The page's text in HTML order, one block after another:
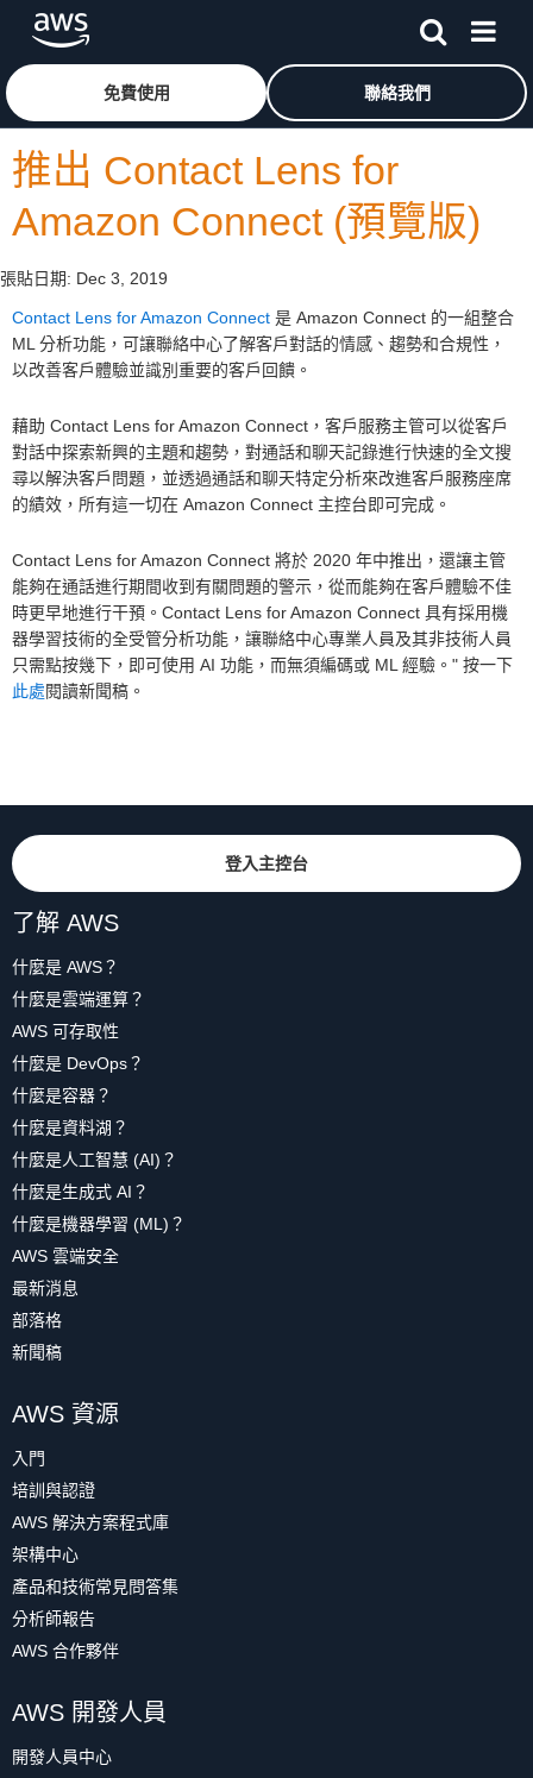
跳至主要內容按一下這裡可返回 Amazon Web Services 首頁
免費使用 聯絡我們
推出 Contact Lens for
Amazon Connect (預覽版)
張貼日期: Dec 3, 2019
Contact Lens for Amazon Connect 是 Amazon Connect 的一組整合
ML 分析功能，可讓聯絡中心了解客戶對話的情感、趨勢和合規性，
以改善客戶體驗並識別重要的客戶回饋。
藉助 Contact Lens for Amazon Connect，客戶服務主管可以從客戶
對話中探索新興的主題和趨勢，對通話和聊天記錄進行快速的全文搜
尋以解決客戶問題，並透過通話和聊天特定分析來改進客戶服務座席
的績效，所有這一切在 Amazon Connect 主控台即可完成。
Contact Lens for Amazon Connect 將於 2020 年中推出，還讓主管
能夠在通話進行期間收到有關問題的警示，從而能夠在客戶體驗不佳
時更早地進行干預。Contact Lens for Amazon Connect 具有採用機
器學習技術的全受管分析功能，讓聯絡中心專業人員及其非技術人員
只需點按幾下，即可使用 AI 功能，而無須編碼或 ML 經驗。" 按一下
此處閱讀新聞稿。
登入主控台
了解 AWS
什麼是 AWS？
什麼是雲端運算？
AWS 可存取性
什麼是 DevOps？
什麼是容器？
什麼是資料湖？
什麼是人工智慧 (AI)？
什麼是生成式 AI？
什麼是機器學習 (ML)？
AWS 雲端安全
最新消息
部落格
新聞稿
AWS 資源
入門
培訓與認證
AWS 解決方案程式庫
架構中心
產品和技術常見問答集
分析師報告
AWS 合作夥伴
AWS 開發人員
開發人員中心